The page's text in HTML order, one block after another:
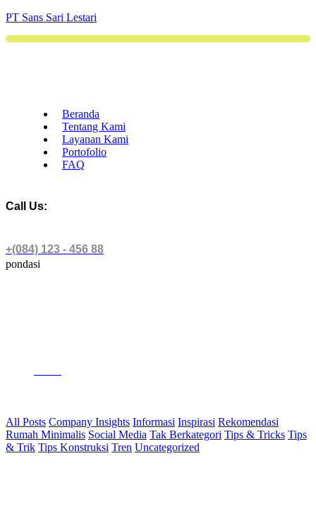
PT Sans Sari Lestari
Beranda
Tentang Kami
Layanan Kami
Portofolio
FAQ
Call Us:
+(084) 123 - 456 88
pondasi
All Posts Company Insights Informasi Inspirasi Rekomendasi
Rumah Minimalis Social Media Tak Berkategori Tips & Tricks Tips
& Trik Tips Konstruksi Tren Uncategorized